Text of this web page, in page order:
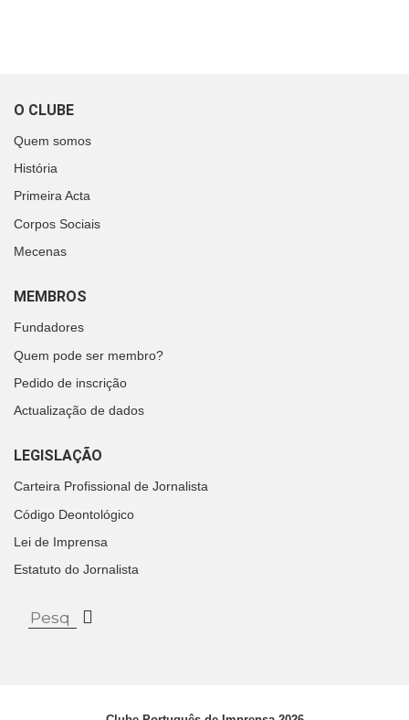
O CLUBE
Quem somos
História
Primeira Acta
Corpos Sociais
Mecenas
MEMBROS
Fundadores
Quem pode ser membro?
Pedido de inscrição
Actualização de dados
LEGISLAÇÃO
Carteira Profissional de Jornalista
Código Deontológico
Lei de Imprensa
Estatuto do Jornalista